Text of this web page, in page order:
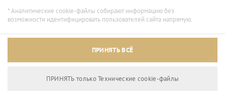
* Аналитические cookie-файлы собирают информацию без
возможности идентифицировать пользователей сайта напрямую.
ПРИНЯТЬ ВСЁ
ПРИНЯТЬ только Технические сookie-файлы